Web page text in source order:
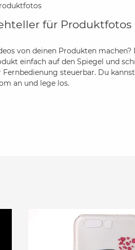
für Produktfotos
von deinen Produkten
einfach auf den Spiegel und
steuerbar. Du
an und lege los.